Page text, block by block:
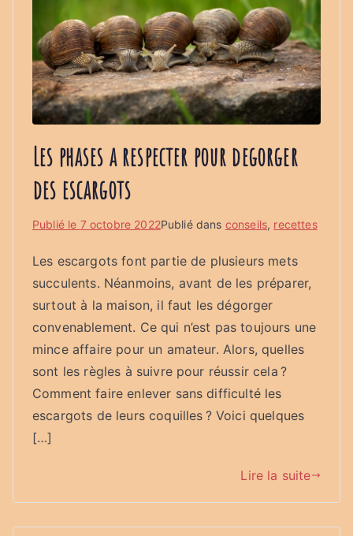
Les phases a respecter pour degorger
des escargots
Publié le 7 octobre 2022Publié dans conseils, recettes
Les escargots font partie de plusieurs mets
succulents. Néanmoins, avant de les préparer,
surtout à la maison, il faut les dégorger
convenablement. Ce qui n’est pas toujours une
mince affaire pour un amateur. Alors, quelles
sont les règles à suivre pour réussir cela ?
Comment faire enlever sans difficulté les
escargots de leurs coquilles ? Voici quelques
[…]
Lire la suite